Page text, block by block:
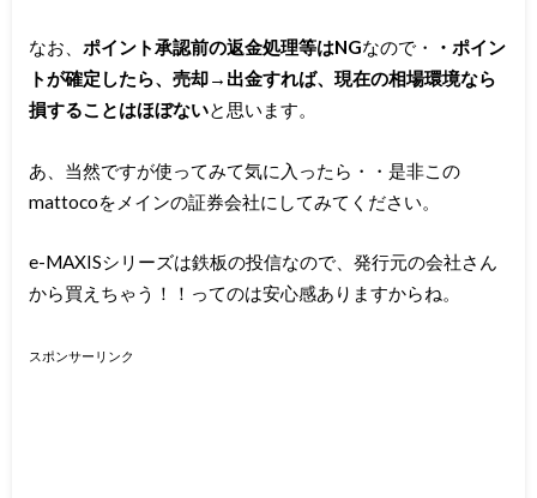
なお、 ポイント承認前の返金処理等はNGなので・
・ポイン
トが確定したら、売却→出金すれば、現在の相場環境なら
損することはほぼないと思います。
あ、当然ですが使ってみて気に入ったら・・是非この
mattocoをメインの証券会社にしてみてください。
e-MAXISシリーズは鉄板の投信なので、発行元の会社さん
から買えちゃう！！ってのは安心感ありますからね。
スポンサーリンク